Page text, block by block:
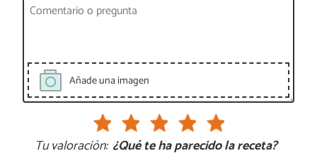
Añade una imagen
Tu valoración: ¿Qué te ha parecido la receta?